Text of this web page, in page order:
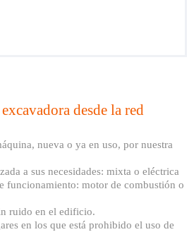
desde la red
nueva o ya en uso, por nuestra
a sus necesidades: mixta o eléctrica
funcionamiento: motor de combustión o
ruido en el edificio.
en los que está prohibido el uso de